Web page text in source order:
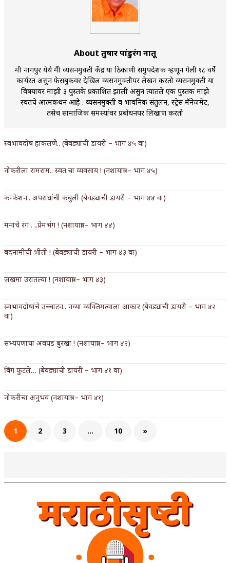
किती घोषणांचा पाऊस होता
कसं हुईन तं हू माय…
काळजाचे प्रेत
चमकदार चांदी
आदिवासींचा डॉक्टर, समाजसेवेचा ध्यास : डॉ. राहुल
डेंग्यू: ताप उतरला म्हणजे धोका टळला असे नाही!
‘अर्थ’पूर्ण हास्य
अष्टपैलू : खंडू रांगणेकर
अपूर्ण कथा
About तुषार पांडुरंग नातू
मी नागपुर येथे मैत्री व्यसनमुक्ती केंद्र या ठिकाणी समुपदेशक म्हणून गेली १८ वर्षे
कार्यरत असुन फेसबुकवर देखिल व्यसनमुक्तीपर लेखन करतो व्यसनमुक्ती या
विषयावर माझी ३ पुस्तके प्रकाशित झाली असुन त्यातले एक पुस्तक माझे
स्वतचे आत्मकथन आहे . व्यसनमुक्ती व भावनिक संतुलन, स्ट्रेस मॅनेजमेंट,
तसेच सामाजिक समस्यांवर प्रबोधनपर लिखाण करतो
स्वभावदोष हाकलणे.. (बेवड्याची डायरी – भाग ४५ वा)
नोकरीला रामराम.. स्वत:चा व्यवसाय ! (नशायात्रा – भाग ४५)
कन्फेशन.. अपराधांची कबुली (बेवड्याची डायरी – भाग ४४ वा)
मनाचे रंग . ..प्रेमभंग ! (नशायात्रा – भाग ४४)
बदनामीची भीती ! (बेवड्याची डायरी – भाग ४३ वा)
जखमा उरातल्या ! (नशायात्रा – भाग ४३)
स्वभावदोषांचे उच्चाटन.. नव्या व्यक्तिमत्वाला आकार (बेवड्याची डायरी – भाग ४२
वा)
सभ्यपणाचा अवघड बुरखा ! (नशायात्रा – भाग ४२)
बिंग फुटले… (बेवड्याची डायरी – भाग ४१ वा)
नोकरीचा अनुभव (नशायात्रा – भाग ४१)
1 2 3 … 10 »